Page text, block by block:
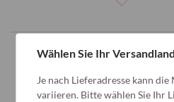
Wählen Sie Ihr Versandland
Je nach Lieferadresse kann
variieren. Bitte wählen Sie Ihr